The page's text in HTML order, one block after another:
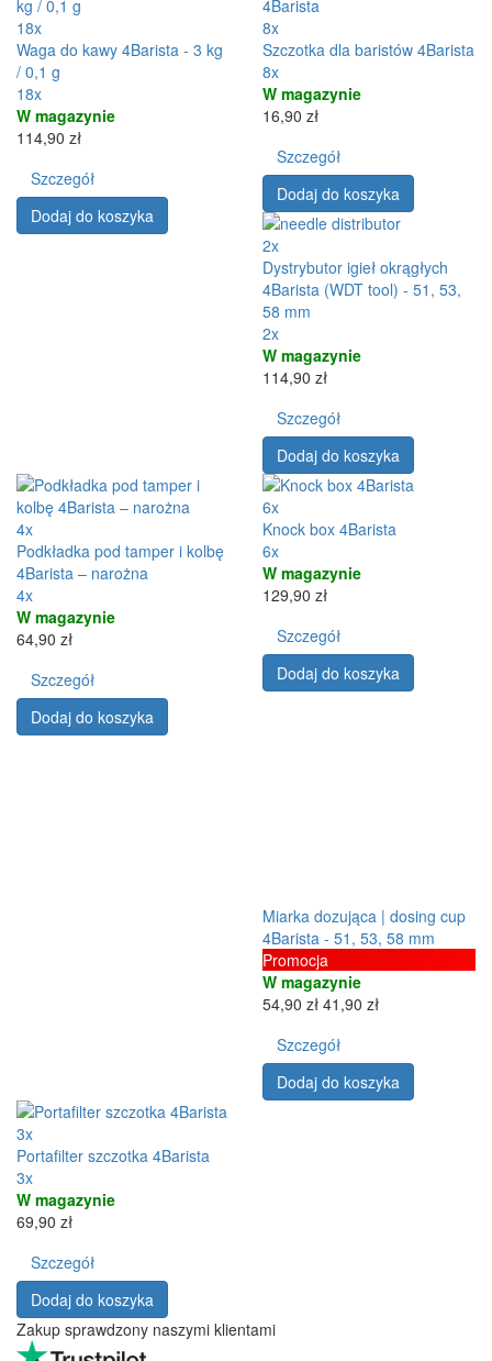
18x
Waga do kawy 4Barista - 3 kg
/ 0,1 g
18x
W magazynie
114,90 zł
Szczegół
Dodaj do koszyka
8x
Szczotka dla baristów 4Barista
8x
W magazynie
16,90 zł
Szczegół
Dodaj do koszyka
2x
Dystrybutor igieł okrągłych
4Barista (WDT tool) - 51, 53,
58 mm
2x
W magazynie
114,90 zł
Szczegół
Dodaj do koszyka
4x
Podkładka pod tamper i kolbę
4Barista – narożna
4x
W magazynie
64,90 zł
Szczegół
Dodaj do koszyka
6x
Knock box 4Barista
6x
W magazynie
129,90 zł
Szczegół
Dodaj do koszyka
Miarka dozująca | dosing cup
4Barista - 51, 53, 58 mm
Promocja
W magazynie
54,90 zł 41,90 zł
Szczegół
Dodaj do koszyka
3x
Portafilter szczotka 4Barista
3x
W magazynie
69,90 zł
Szczegół
Dodaj do koszyka
Zakup sprawdzony naszymi klientami